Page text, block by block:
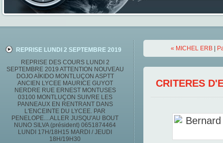
REPRISE LUNDI 2 SEPTEMBRE 2019
REPRISE DES COURS LUNDI 2
SEPTEMBRE 2019 ATTENTION NOUVEAU
DOJO AÏKIDO MONTLUÇON ASPTT
ANCIEN LYCEE MAURICE GUYOT
NERDRE RUE ERNEST MONTUSES
03100 MONTLUÇON SUIVRE LES
PANNEAUX EN RENTRANT DANS
L'ENCEINTE DU LYCEE. PAR
PENELOPE....ALLER JUSQU'AU BOUT
NUNO SILVA (président) 0651874464
LUNDI 17H/18H15 MARDI / JEUDI
18H/19H30
« MICHEL ERB
CRITERES